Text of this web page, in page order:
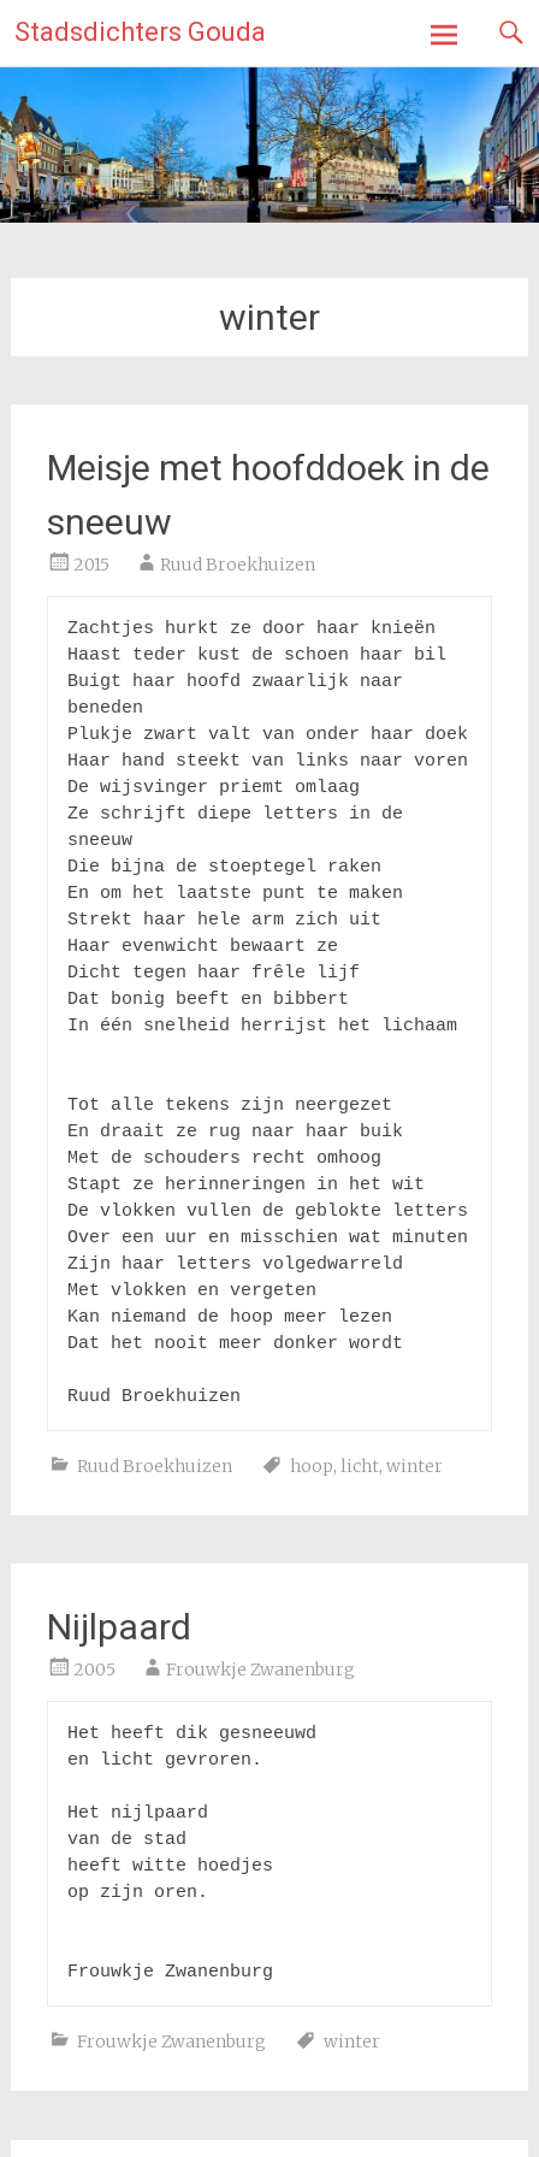
naar
de
inhoud
Stadsdichters Gouda
winter
Meisje met hoofddoek in de
sneeuw
2015 Ruud Broekhuizen
Zachtjes hurkt ze door haar knieën
Haast teder kust de schoen haar bil
Buigt haar hoofd zwaarlijk naar
beneden
Plukje zwart valt van onder haar doek
Haar hand steekt van links naar voren
De wijsvinger priemt omlaag
Ze schrijft diepe letters in de
sneeuw
Die bijna de stoeptegel raken
En om het laatste punt te maken
Strekt haar hele arm zich uit
Haar evenwicht bewaart ze
Dicht tegen haar frêle lijf
Dat bonig beeft en bibbert
In één snelheid herrijst het lichaam
Tot alle tekens zijn neergezet
En draait ze rug naar haar buik
Met de schouders recht omhoog
Stapt ze herinneringen in het wit
De vlokken vullen de geblokte letters
Over een uur en misschien wat minuten
Zijn haar letters volgedwarreld
Met vlokken en vergeten
Kan niemand de hoop meer lezen
Dat het nooit meer donker wordt
Ruud Broekhuizen hoop, licht, winter
Nijlpaard
2005 Frouwkje Zwanenburg
Het heeft dik gesneeuwd
en licht gevroren.
Het nijlpaard
van de stad
heeft witte hoedjes
op zijn oren.
Frouwkje Zwanenburg
Frouwkje Zwanenburg winter